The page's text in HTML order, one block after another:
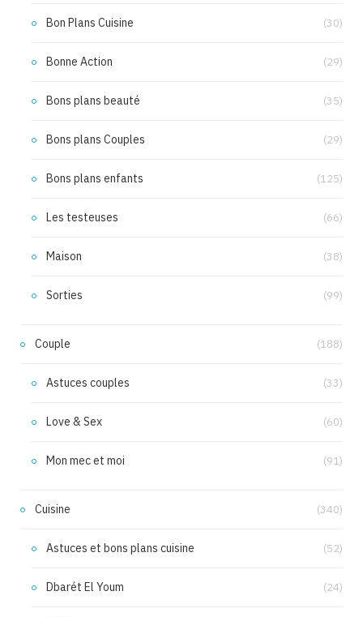
Bon Plans Cuisine (30)
Bonne Action (29)
Bons plans beauté (35)
Bons plans Couples (29)
Bons plans enfants (125)
Les testeuses (66)
Maison (38)
Sorties (99)
Couple (188)
Astuces couples (33)
Love & Sex (60)
Mon mec et moi (91)
Cuisine (340)
Astuces et bons plans cuisine (52)
Dbarét El Youm (24)